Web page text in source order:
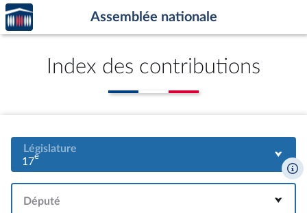
Aller au contenu
Aller en bas de la page
Accèder
à la
page
Assemblée nationale
Index des contributions
Législature
17e
Député